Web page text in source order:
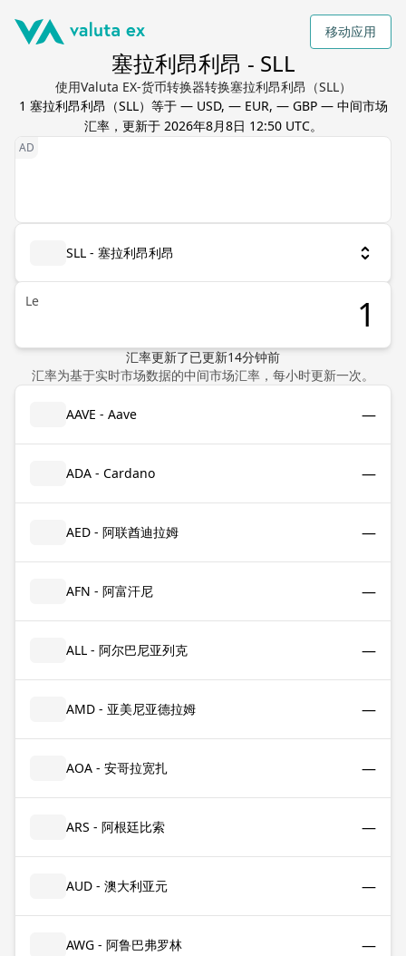
移动应用
塞拉利昂利昂 - SLL
使用Valuta EX-货币转换器转换塞拉利昂利昂（SLL）
1 塞拉利昂利昂 （SLL）等于 — USD, — EUR, — GBP— 中间市场
汇率，更新于 2026年8月8日 12:50 UTC。
SLL - 塞拉利昂利昂
Le
汇率更新了已更新14分钟前
汇率为基于实时市场数据的中间市场汇率，每小时更新一次。
AAVE - Aave —
ADA - Cardano —
AED - 阿联酋迪拉姆 —
AFN - 阿富汗尼 —
ALL - 阿尔巴尼亚列克 —
AMD - 亚美尼亚德拉姆 —
AOA - 安哥拉宽扎 —
ARS - 阿根廷比索 —
AUD - 澳大利亚元 —
AWG - 阿鲁巴弗罗林 —